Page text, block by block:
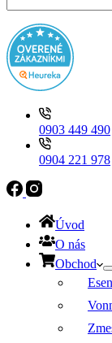
0903 449 490
0904 221 978
Úvod
O nás
Obchod